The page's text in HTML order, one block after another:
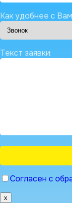
Как удобнее с
Текст заявки:
Согласен с
x